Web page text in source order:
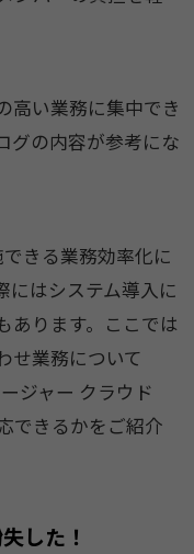
高い業務に集中でき
グの内容が参考にな
きる業務効率化に
にはシステム導入に
あります。ここでは
せ業務について
ジャー クラウド
できるかをご紹介
した！